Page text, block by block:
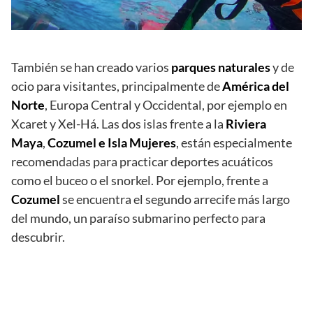
También se han creado varios parques naturalesy de
ocio para visitantes, principalmente deAmérica del
Norte, Europa Central y Occidental, por ejemplo en
Xcaret y Xel-Há. Las dos islas frente a la Riviera
Maya,Cozumel e Isla Mujeres, están especialmente
recomendadas para practicar deportes acuáticos
como el buceo o el snorkel. Por ejemplo, frente a
Cozumelse encuentra el segundo arrecife más largo
del mundo, un paraíso submarino perfecto para
descubrir.